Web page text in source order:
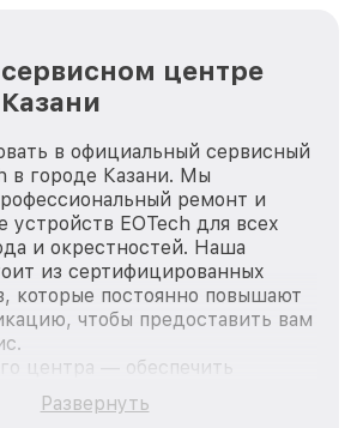
центре
в официальный сервисный
в городе Казани. Мы
ремонт и
устройств EOTech для всех
и окрестностей. Наша
из сертифицированных
которые постоянно повышают
чтобы предоставить вам
центра — обеспечить
и доступный ремонт для
продукции EOTech, вне
Развернуть